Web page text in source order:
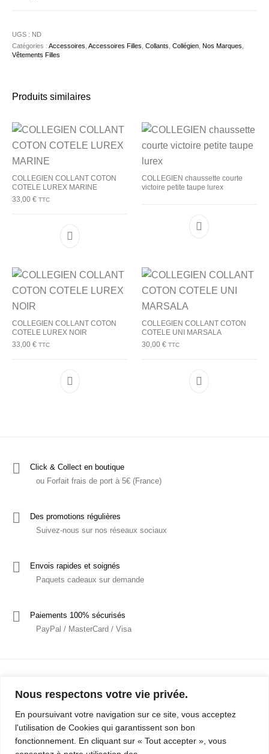
Nous respectons votre vie privée.
En poursuivant votre navigation sur ce site, vous acceptez
l'utilisation de Cookies qui garantissent son bon
fonctionnement. En cliquant sur « Tout accepter », vous
UGS : ND
Catégories :Accessoires ,Accessoires Filles ,Collants ,Collégien ,Nos Marques
Vêtements Filles
Produits similaires
COLLEGIEN COLLANT COTON
COTELE LUREX MARINE
33,00€ TTC
Ce produit a plusieurs variations. Les options
COLLEGIEN chaussette courte
victoire petite taupe lurex
COLLEGIEN COLLANT COTON
COTELE LUREX NOIR
33,00€ TTC
Ce produit a plusieurs variations. Les options
COLLEGIEN COLLANT COTON
COTELE UNI MARSALA
30,00 € TTC
Ce produit a
Click & Collect en boutique
ou Forfait frais de port à 5€ (France)
Des promotions régulières
Suivez-nous sur nos réseaux sociaux
Envois rapides et soignés
Paquets cadeaux sur demande
Paiements 100% sécurisés
PayPal / MasterCard / Visa
Mentions Légales
Politique de confidentialité / RGPD